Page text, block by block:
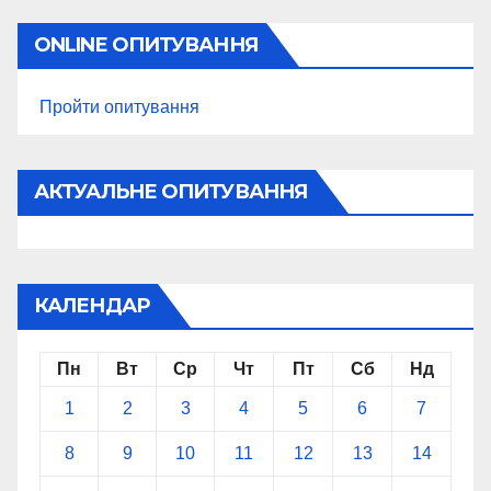
ONLINE ОПИТУВАННЯ
Пройти опитування
АКТУАЛЬНЕ ОПИТУВАННЯ
КАЛЕНДАР
Пн Вт Ср Чт Пт Сб Нд
1 2 3 4 5 6 7
8 9 10 11 12 13 14